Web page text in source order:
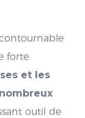
forte
et les
outil de